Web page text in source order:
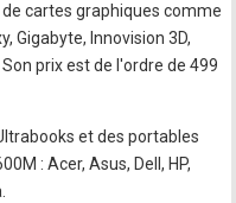
cartes graphiques comme
Gigabyte, Innovision 3D,
prix ​​est de l'ordre de 499
et des portables
: Acer, Asus, Dell, HP,